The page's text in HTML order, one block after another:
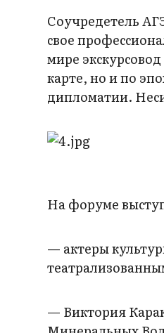
Соучредетель
свое
мире
карте, но и по
дипломатии.
На форуме
— актеры
— Виктория